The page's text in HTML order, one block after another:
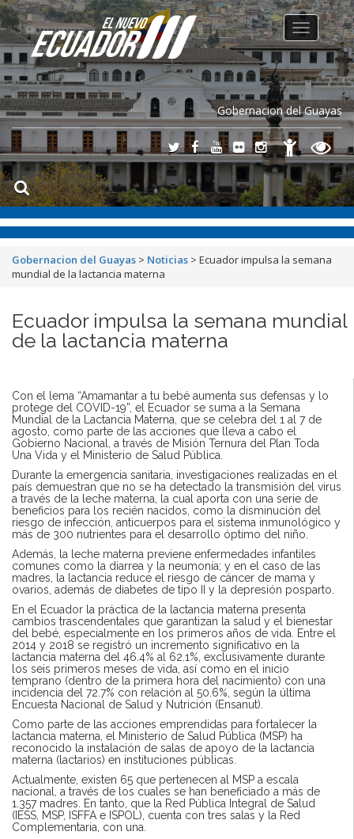
Gobernacion del Guayas
Toggle
navigation
Gobernacion del Guayas > Noticias > Ecuador impulsa la semana
mundial de la lactancia materna
Ecuador impulsa la semana mundial
de la lactancia materna
Con el lema “Amamantar a tu bebé aumenta sus defensas y lo
protege del COVID-19”, el Ecuador se suma a la Semana
Mundial de la Lactancia Materna, que se celebra del 1 al 7 de
agosto, como parte de las acciones que lleva a cabo el
Gobierno Nacional, a través de Misión Ternura del Plan Toda
Una Vida y el Ministerio de Salud Pública.
Durante la emergencia sanitaria, investigaciones realizadas en el
país demuestran que no se ha detectado la transmisión del virus
a través de la leche materna, la cual aporta con una serie de
beneficios para los recién nacidos, como la disminución del
riesgo de infección, anticuerpos para el sistema inmunológico y
más de 300 nutrientes para el desarrollo óptimo del niño.
Además, la leche materna previene enfermedades infantiles
comunes como la diarrea y la neumonía; y en el caso de las
madres, la lactancia reduce el riesgo de cáncer de mama y
ovarios, además de diabetes de tipo II y la depresión posparto.
En el Ecuador la práctica de la lactancia materna presenta
cambios trascendentales que garantizan la salud y el bienestar
del bebé, especialmente en los primeros años de vida. Entre el
2014 y 2018 se registró un incremento significativo en la
lactancia materna del 46.4% al 62.1%, exclusivamente durante
los seis primeros meses de vida, así como en el inicio
temprano (dentro de la primera hora del nacimiento) con una
incidencia del 72.7% con relación al 50.6%, según la última
Encuesta Nacional de Salud y Nutrición (Ensanut).
Como parte de las acciones emprendidas para fortalecer la
lactancia materna, el Ministerio de Salud Pública (MSP) ha
reconocido la instalación de salas de apoyo de la lactancia
materna (lactarios) en instituciones públicas.
Actualmente, existen 65 que pertenecen al MSP a escala
nacional, a través de los cuales se han beneficiado a más de
1.357 madres. En tanto, que la Red Pública Integral de Salud
(IESS, MSP, ISFFA e ISPOL), cuenta con tres salas y la Red
Complementaria, con una.